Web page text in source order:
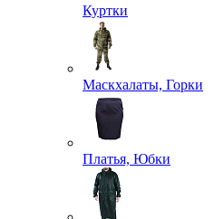
Куртки
Маскхалаты, Горки
Платья, Юбки